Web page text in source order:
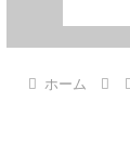
ホーム